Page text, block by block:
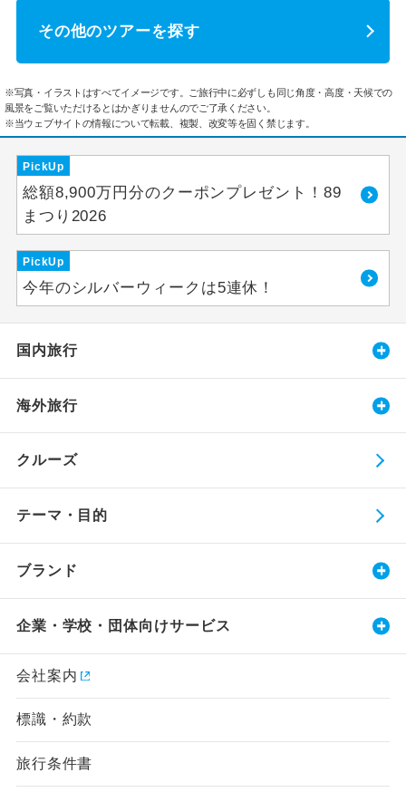
その他のツアーを探す
※写真・イラストはすべてイメージです。ご旅行中に必ずしも同じ角度・高度・天候での
風景をご覧いただけるとはかぎりませんのでご了承ください。
※当ウェブサイトの情報について転載、複製、改変等を固く禁じます。
PickUp
総額8,900万円分のクーポンプレゼント！89
まつり2026
PickUp
今年のシルバーウィークは5連休！
国内旅行
海外旅行
クルーズ
テーマ・目的
ブランド
企業・学校・団体向けサービス
会社案内
標識・約款
旅行条件書